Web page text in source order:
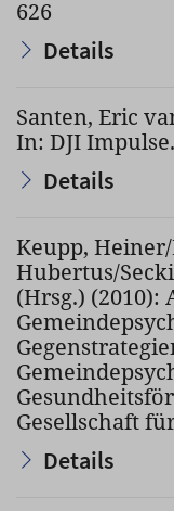
626
Details
Santen, Eric
In: DJI
Details
Keupp,
Hubertus/
(Hrsg.)
Gesellschaft
Details